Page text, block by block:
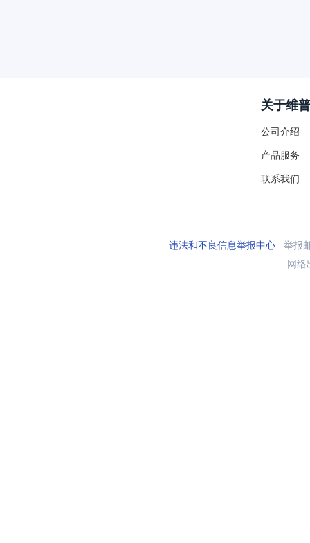
关于维普
公司介绍
产品服务
联系我们
违法和不良信息举报中心举报
网